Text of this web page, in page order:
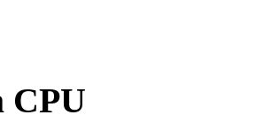
CPU